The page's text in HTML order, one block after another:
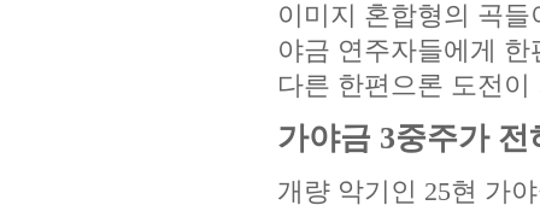
이미지 혼합형의 곡
야금 연주자들에게
다른 한편으론 도전
가야금 3중주가
개량 악기인 25현 가